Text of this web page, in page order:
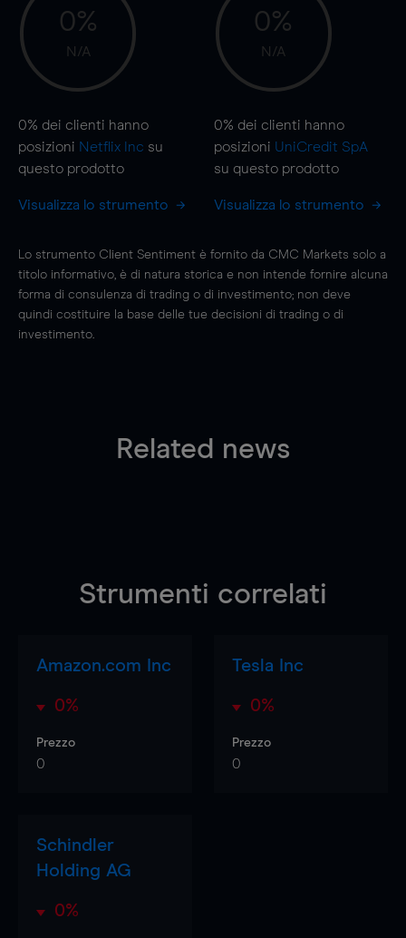
0%
N/A
0% dei clienti hanno
posizioni Netflix Inc su
questo prodotto
Visualizza lo strumento
0%
N/A
0% dei clienti hanno
posizioni UniCredit SpA
su questo prodotto
Visualizza lo strumento
Lo strumento Client Sentiment è fornito da CMC Markets solo a
titolo informativo, è di natura storica e non intende fornire alcuna
forma di consulenza di trading o di investimento; non deve
quindi costituire la base delle tue decisioni di trading o di
investimento.
Related news
Strumenti correlati
Amazon.com Inc
0%
Prezzo
0
Tesla Inc
0%
Prezzo
0
Schindler
Holding AG
0%